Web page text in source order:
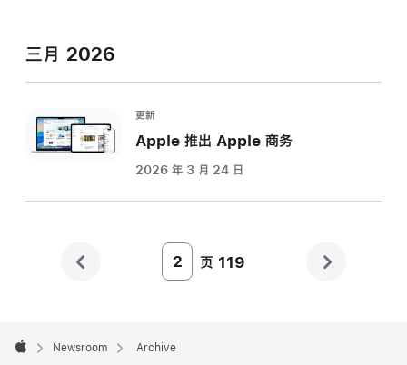
三月 2026
更新
Apple 推出 Apple 商务
2026 年 3 月 24 日
Page
页 119
Footer

Newsroom Archive